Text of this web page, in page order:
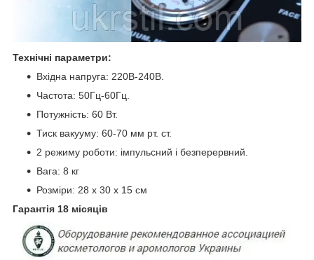
Технічні параметри:
Вхідна напруга: 220В-240В.
Частота: 50Гц-60Гц.
Потужність: 60 Вт.
Тиск вакууму: 60-70 мм рт. ст.
2 режиму роботи: імпульсний і безперервний.
Вага: 8 кг
Розміри: 28 x 30 x 15 см
Гарантія 18 місяців